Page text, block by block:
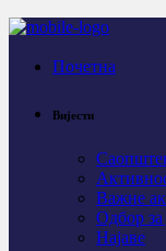
Почетна
Вијести
Важне
Одбор за
Најаве